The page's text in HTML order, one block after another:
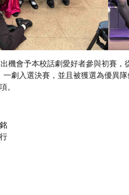
會予本校話劇愛好者參與初賽，
劇入選決賽，並且被獲選為優異
。